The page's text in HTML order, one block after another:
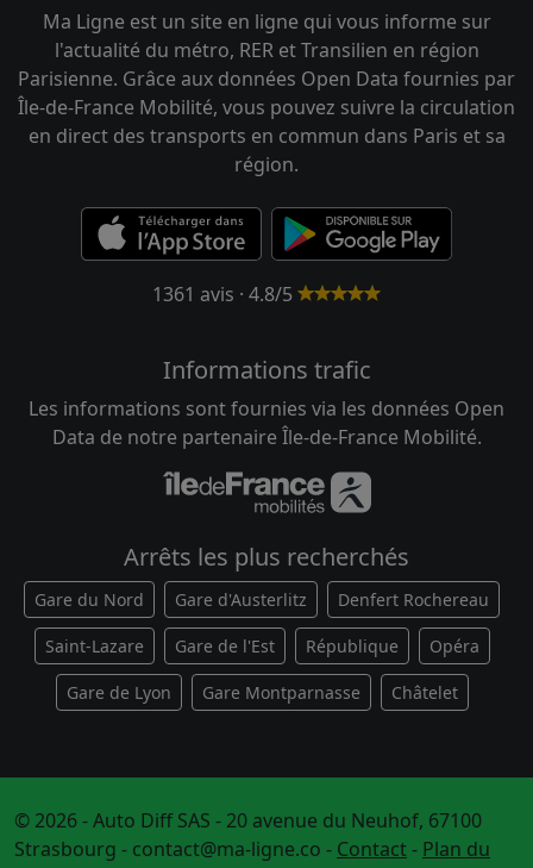
Ma Ligne est un site en ligne qui vous informe sur
l'actualité du métro, RER et Transilien en région
Parisienne. Grâce aux données Open Data fournies par
Île-de-France Mobilité, vous pouvez suivre la circulation
en direct des transports en commun dans Paris et sa
région.
1361 avis · 4.8/5
Informations trafic
Les informations sont fournies via les données Open
Data de notre partenaire Île-de-France Mobilité.
Arrêts les plus recherchés
Gare du Nord Gare d'Austerlitz Denfert Rochereau
Saint-Lazare Gare de l'Est République Opéra
Gare de Lyon Gare Montparnasse Châtelet
© 2026 - Auto Diff SAS - 20 avenue du Neuhof, 67100
Strasbourg - contact@ma-ligne.co - Contact- Plan du